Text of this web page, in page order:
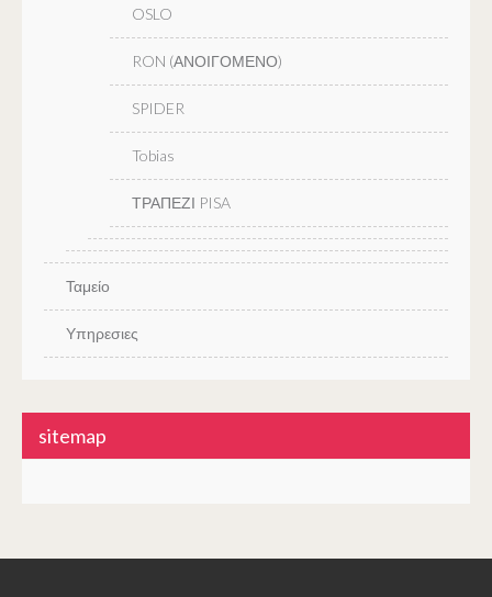
OSLO
RON (ΑΝΟΙΓΟΜΕΝΟ)
SPIDER
Tobias
ΤΡΑΠΕΖΙ PISA
Ταμείο
Υπηρεσιες
sitemap